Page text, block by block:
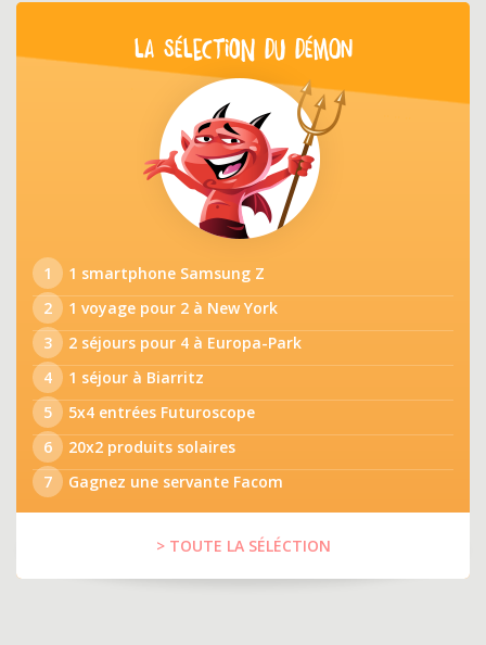
LA SÉLECTION DU DÉMON
1
1 smartphone Samsung Z
2
1 voyage pour 2 à New York
3
2 séjours pour 4 à Europa-Park
4
1 séjour à Biarritz
5
5x4 entrées Futuroscope
6
20x2 produits solaires
7
Gagnez une servante Facom
> TOUTE LA SÉLÉCTION